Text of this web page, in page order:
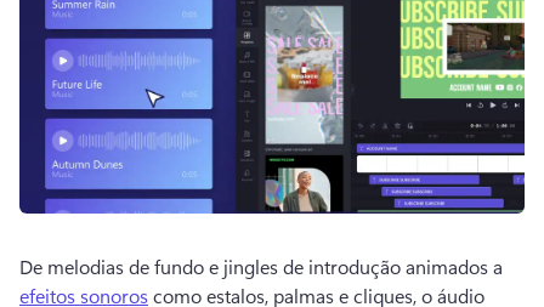
De melodias de fundo e jingles de introdução animados a
efeitos sonoros como estalos, palmas e cliques, o áudio